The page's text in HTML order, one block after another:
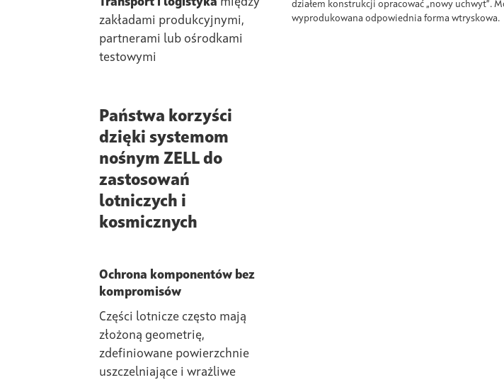
zakładami produkcyjnymi,
partnerami lub ośrodkami
testowymi
Państwa korzyści
dzięki systemom
nośnym ZELL do
zastosowań
lotniczych i
kosmicznych
Ochrona komponentów bez
kompromisów
Części lotnicze często mają
złożoną geometrię,
zdefiniowane powierzchnie
uszczelniające i wrażliwe
działem konstrukcji opracować „nowy uchwyt”.
wyprodukowana odpowiednia forma wtryskowa.